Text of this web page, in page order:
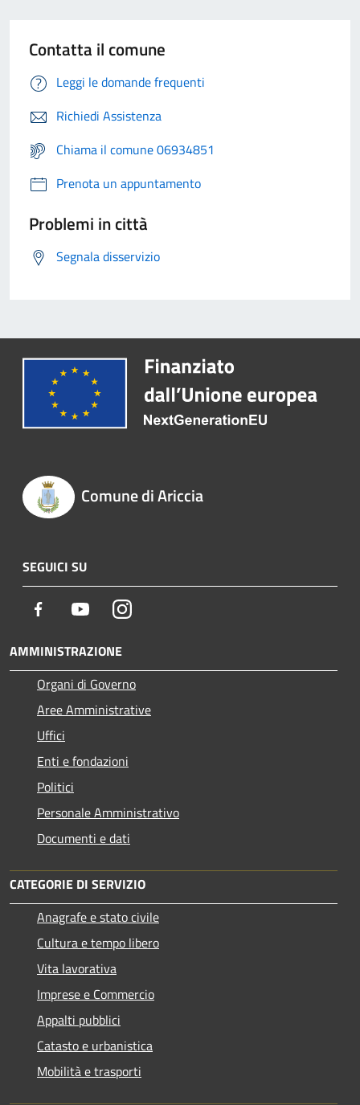
Contatta il comune
Leggi le domande frequenti
Richiedi Assistenza
Chiama il comune 06934851
Prenota un appuntamento
Problemi in città
Segnala disservizio
Comune di Ariccia
SEGUICI SU
Facebook YoutubeInstagram
AMMINISTRAZIONE
Organi di Governo
Aree Amministrative
Uffici
Enti e fondazioni
Politici
Personale Amministrativo
Documenti e dati
CATEGORIE DI SERVIZIO
Anagrafe e stato civile
Cultura e tempo libero
Vita lavorativa
Imprese e Commercio
Appalti pubblici
Catasto e urbanistica
Mobilità e trasporti